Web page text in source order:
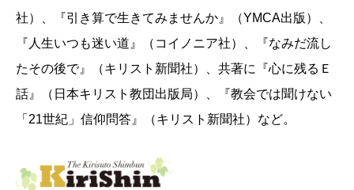
社）、『引き算で生きてみませんか』（YMCA出版）、
『人生いつも迷い道』（コイノニア社）、『なみだ流し
たその後で』（キリスト新聞社）、共著に『心に残るＥ
話』（日本キリスト教団出版局）、『教会では聞けない
「21世紀」信仰問答』（キリスト新聞社）など。